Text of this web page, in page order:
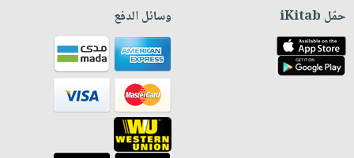
حمّل iKitab وسائل الدفع